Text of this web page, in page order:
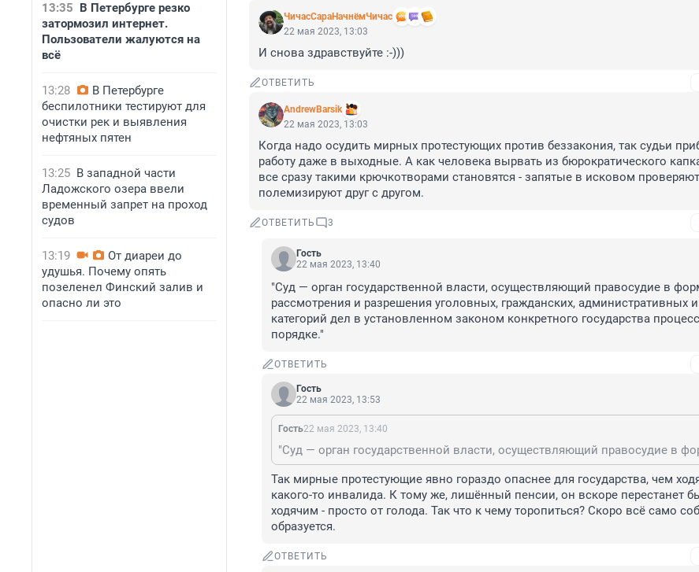
13:35 В Петербурге резко
затормозил интернет.
Пользователи жалуются на
всё
13:28
В Петербурге
беспилотники тестируют для
очистки рек и выявления
нефтяных пятен
13:25 В западной части
Ладожского озера ввели
временный запрет на проход
судов
13:19
От диареи до
удушья. Почему опять
позеленел Финский залив и
опасно ли это
ЧичасСараНачнёмЧичас
22 мая 2023, 13:03
И снова здравствуйте :-)))
ОТВЕТИТЬ
AndrewBarsik
22 мая 2023, 13:03
Когда надо осудить мирных протестующих против беззакония, так судьи
работу даже в выходные. А как человека вырвать из бюрократического
все сразу такими крючкотворами становятся - запятые в исковом
полемизируют друг с другом.
ОТВЕТИТЬ 3
Гость
22 мая 2023, 13:40
"Суд — орган государственной власти, осуществляющий правосудие в
рассмотрения и разрешения уголовных, гражданских, административных
категорий дел в установленном законом конкретного государства
порядке."
ОТВЕТИТЬ
Гость
22 мая 2023, 13:53
Гость22 мая 2023, 13:40
Так мирные протестующие явно гораздо опаснее для государства, чем
какого-то инвалида. К тому же, лишённый пенсии, он вскоре перестанет
ходячим - просто от голода. Так что к чему торопиться? Скоро всё само
образуется.
ОТВЕТИТЬ